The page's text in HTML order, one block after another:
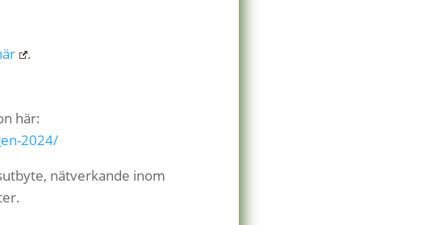
.
här:
2024/
nätverkande inom